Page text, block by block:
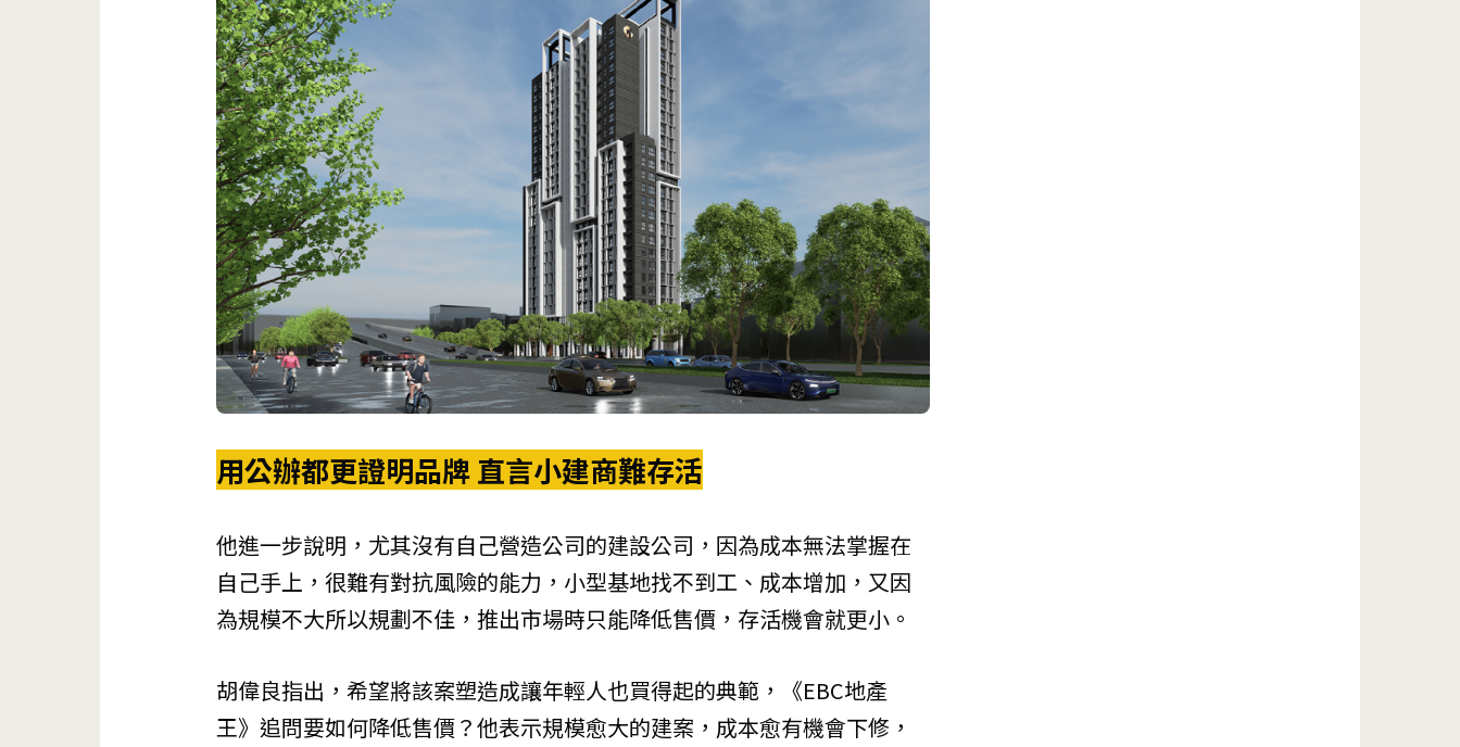
用公辦都更證明品牌 直言小建商難存活
他進一步說明，尤其沒有自己營造公司的建設公司，因為成本無法掌握在
自己手上，很難有對抗風險的能力，小型基地找不到工、成本增加，又因
為規模不大所以規劃不佳，推出市場時只能降低售價，存活機會就更小。
胡偉良指出，希望將該案塑造成讓年輕人也買得起的典範，《EBC地產
王》追問要如何降低售價？他表示規模愈大的建案，成本愈有機會下修，